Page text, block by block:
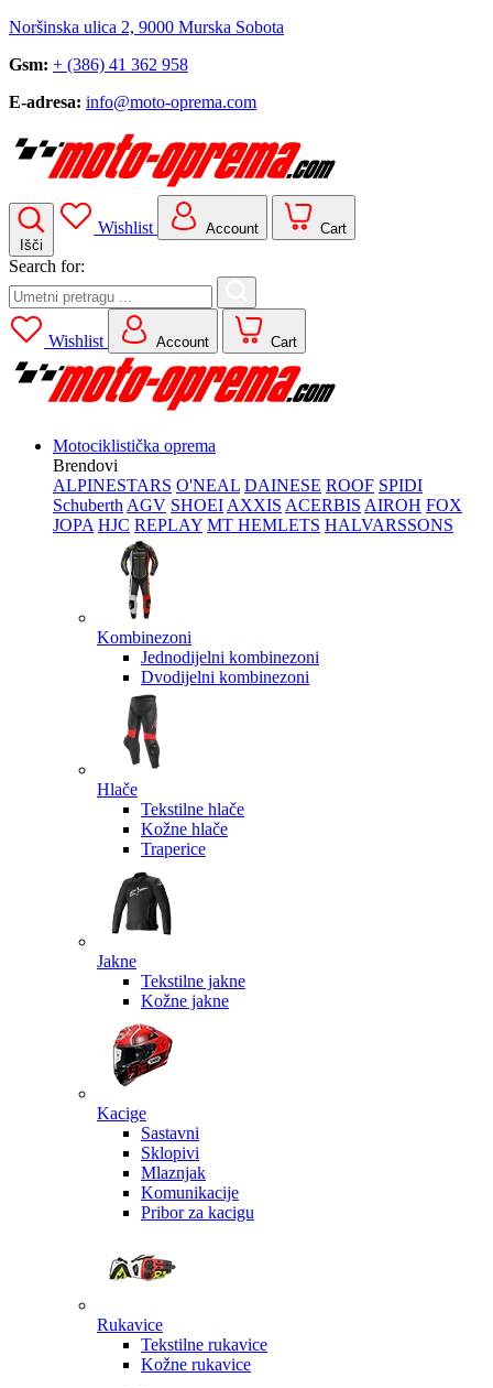
Noršinska ulica 2, 9000 Murska Sobota
Gsm: + (386) 41 362 958
E-adresa: info@moto-oprema.com
Išči
Wishlist Account Cart
Search for:
Wishlist Account Cart
Motociklistička oprema
Brendovi
ALPINESTARS O'NEAL DAINESE ROOF SPIDI
Schuberth AGV SHOEI AXXIS ACERBIS AIROH FOX
JOPA HJC REPLAY MT HEMLETS HALVARSSONS
Kombinezoni
Jednodijelni kombinezoni
Dvodijelni kombinezoni
Hlače
Tekstilne hlače
Kožne hlače
Traperice
Jakne
Tekstilne jakne
Kožne jakne
Kacige
Sastavni
Sklopivi
Mlaznjak
Komunikacije
Pribor za kacigu
Rukavice
Tekstilne rukavice
Kožne rukavice